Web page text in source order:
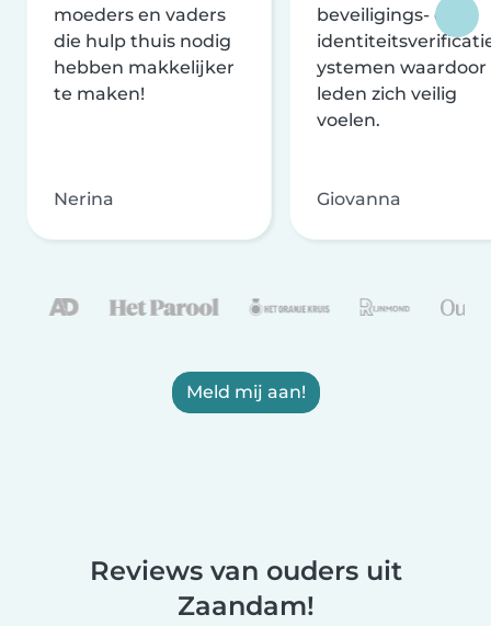
moeders en vaders
die hulp thuis nodig
hebben makkelijker
te maken!
Nerina
beveiligings- en
ystemen waardoor
leden zich veilig
voelen.
Giovanna
Meld mij aan!
Reviews van ouders uit
Zaandam!